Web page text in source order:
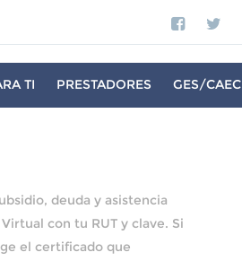
TI PRESTADORES GES/CAEC
deuda y asistencia
con tu RUT y clave. Si
el certificado que